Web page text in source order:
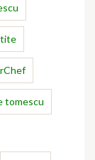
tomescu